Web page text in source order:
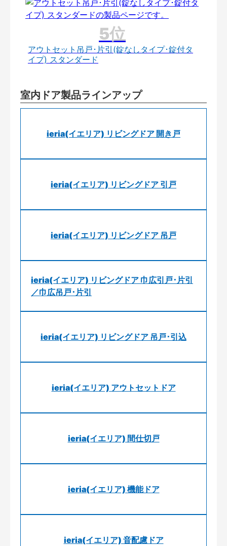
アウトセット吊戸･片引(錠なしタイプ･錠付タ
イプ) スタンダード
室内ドア製品ラインアップ
ieria(イエリア) リビングドア 開き戸
ieria(イエリア) リビングドア 引戸
ieria(イエリア) リビングドア 吊戸
ieria(イエリア) リビングドア 巾広引戸･片引
／巾広吊戸･片引
ieria(イエリア) リビングドア 吊戸･引込
ieria(イエリア) アウトセットドア
ieria(イエリア) 間仕切戸
ieria(イエリア) 機能ドア
ieria(イエリア) 音配慮ドア